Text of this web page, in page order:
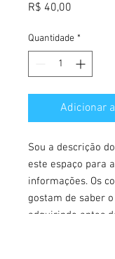
R$ 40,00
Quantidade *
Adicionar
Sou a descrição
este espaço para
informações. Os
gostam de saber
adquirindo antes